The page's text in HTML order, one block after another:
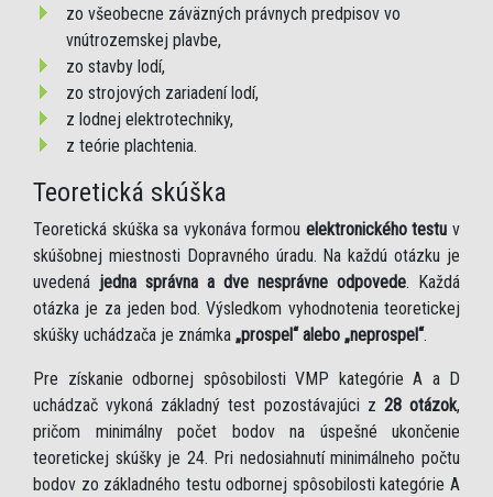
zo všeobecne záväzných právnych predpisov vo
vnútrozemskej plavbe,
zo stavby lodí,
zo strojových zariadení lodí,
z lodnej elektrotechniky,
z teórie plachtenia.
Teoretická skúška
Teoretická skúška sa vykonáva formou elektronického testu v
skúšobnej miestnosti Dopravného úradu. Na každú otázku je
uvedená jedna správna a dve nesprávne odpovede. Každá
otázka je za jeden bod. Výsledkom vyhodnotenia teoretickej
skúšky uchádzača je známka „prospel“ alebo „neprospel“.
Pre získanie odbornej spôsobilosti VMP kategórie A a D
uchádzač vykoná základný test pozostávajúci z 28 otázok,
pričom minimálny počet bodov na úspešné ukončenie
teoretickej skúšky je 24. Pri nedosiahnutí minimálneho počtu
bodov zo základného testu odbornej spôsobilosti kategórie A